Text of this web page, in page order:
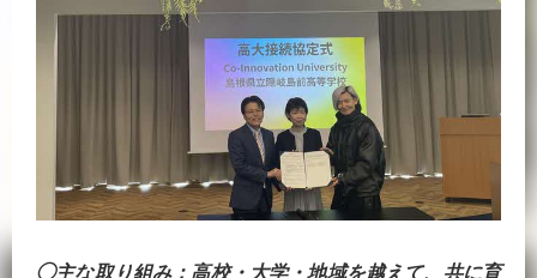
◯主な取り組み：高校・大学・地域を越えて、共に育